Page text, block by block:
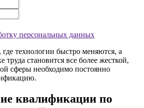
персональных данных
технологии быстро меняются, а
труда становится все более жесткой,
сферы необходимо постоянно
квалификации по